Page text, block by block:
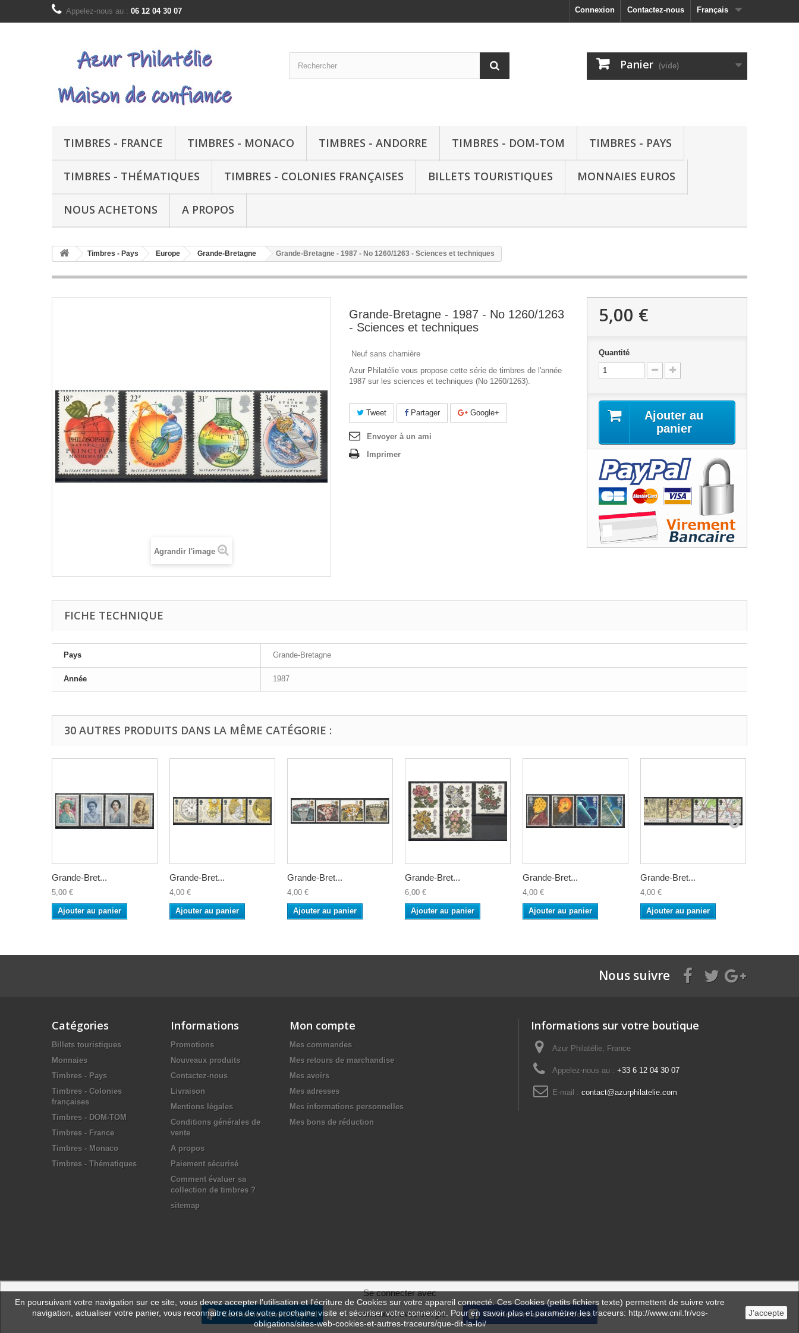
Français
Contactez-nous
Appelez-nous au : 06 12 04 30 07 Connexion
Panier (vide)
TIMBRES - FRANCE TIMBRES - MONACO TIMBRES - ANDORRE TIMBRES - DOM-TOM TIMBRES - PAYS
TIMBRES - THÉMATIQUES TIMBRES - COLONIES FRANÇAISES BILLETS TOURISTIQUES MONNAIES EUROS
NOUS ACHETONS A PROPOS
Timbres - Pays Europe Grande-Bretagne Grande-Bretagne - 1987 - No 1260/1263 - Sciences et techniques
Agrandir l'image
Grande-Bretagne - 1987 - No 1260/1263
- Sciences et techniques
Neuf sans charnière
Azur Philatélie vous propose cette série de timbres de l'année
1987 sur les sciences et techniques (No 1260/1263).
Tweet Partager Google+
Envoyer à un ami
Imprimer
5,00 €
Quantité
Ajouter au
panier
FICHE TECHNIQUE
Pays Grande-Bretagne
Année 1987
30 AUTRES PRODUITS DANS LA MÊME CATÉGORIE :
Grande-Bret...
5,00 €
Ajouter au panier
Grande-Bret...
4,00 €
Ajouter au panier
Grande-Bret...
4,00 €
Ajouter au panier
Grande-Bret...
6,00 €
Ajouter au panier
Grande-Bret...
4,00 €
Ajouter au panier
Grande-Bret...
4,00 €
Ajouter au panier
Nous suivre
Catégories
Billets touristiques
Monnaies
Timbres - Pays
Timbres - Colonies
françaises
Timbres - DOM-TOM
Timbres - France
Timbres - Monaco
Timbres - Thématiques
Informations
Promotions
Nouveaux produits
Contactez-nous
Livraison
Mentions légales
Conditions générales de
vente
A propos
Paiement sécurisé
Comment évaluer sa
collection de timbres ?
sitemap
Mon compte
Mes commandes
Mes retours de marchandise
Mes avoirs
Mes adresses
Mes informations personnelles
Mes bons de réduction
Informations sur votre boutique
Azur Philatélie, France
Appelez-nous au : +33 6 12 04 30 07
E-mail : contact@azurphilatelie.com
En poursuivant votre navigation sur ce site, vous devez accepter l’utilisation et l'écriture de Cookies sur votre appareil connecté. Ces Cookies (petits fichiers texte) permettent de suivre votre
navigation, actualiser votre panier, vous reconnaitre lors de votre prochaine visite et sécuriser votre connexion. Pour en savoir plus et paramétrer les traceurs: http://www.cnil.fr/vos-
obligations/sites-web-cookies-et-autres-traceurs/que-dit-la-loi/
J'accepte
Se connecter avec
Connexion avec PayPal Connexion avec Google Connexion avec Facebook